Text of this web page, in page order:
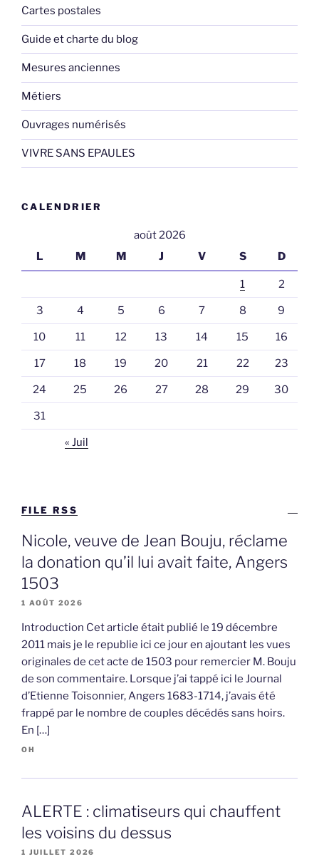
Cartes postales
Guide et charte du blog
Mesures anciennes
Métiers
Ouvrages numérisés
VIVRE SANS EPAULES
CALENDRIER
août 2026
L
M M J V S D
1 2
3 4 5 6 7 8 9
10 11 12 13 14 15 16
17 18 19 20 21 22 23
24 25 26 27 28 29 30
31
« Juil
FILE RSS
Nicole, veuve de Jean Bouju, réclame
la donation qu’il lui avait faite, Angers
1503
1 AOÛT 2026
Introduction Cet article était publié le 19 décembre
2011 mais je le republie ici ce jour en ajoutant les vues
originales de cet acte de 1503 pour remercier M. Bouju
de son commentaire. Lorsque j’ai tappé ici le Journal
d’Etienne Toisonnier, Angers 1683-1714, j’avais été
frappé par le nombre de couples décédés sans hoirs.
En […]
OH
ALERTE : climatiseurs qui chauffent
les voisins du dessus
1 JUILLET 2026